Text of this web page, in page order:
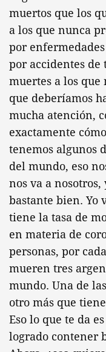
muertos que los
a los que nunca
por
por accidentes de
muertes a los que
que deberíamos
mucha atención,
exactamente
tenemos algunos
del mundo, eso
nos va a nosotros,
bastante bien. Yo
tiene la tasa de
en materia de
personas, por
mueren tres
mundo. Una de
otro más que
Eso lo que te da
logrado contener